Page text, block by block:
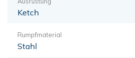
Ketch
Rumpfmaterial
Stahl